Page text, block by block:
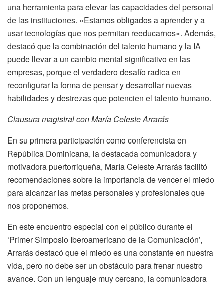
una herramienta para elevar las capacidades del personal
de las instituciones. «Estamos obligados a aprender y a
usar tecnologías que nos permitan reeducarnos». Además,
destacó que la combinación del talento humano y la IA
puede llevar a un cambio mental significativo en las
empresas, porque el verdadero desafío radica en
reconfigurar la forma de pensar y desarrollar nuevas
habilidades y destrezas que potencien el talento humano.
Clausura magistral con María Celeste Arrarás
En su primera participación como conferencista en
República Dominicana, la destacada comunicadora y
motivadora puertorriqueña, María Celeste Arrarás facilitó
recomendaciones sobre la importancia de vencer el miedo
para alcanzar las metas personales y profesionales que
nos proponemos.
En este encuentro especial con el público durante el
‘Primer Simposio Iberoamericano de la Comunicación’,
Arrarás destacó que el miedo es una constante en nuestra
vida, pero no debe ser un obstáculo para frenar nuestro
avance. Con un lenguaje muy cercano, la comunicadora